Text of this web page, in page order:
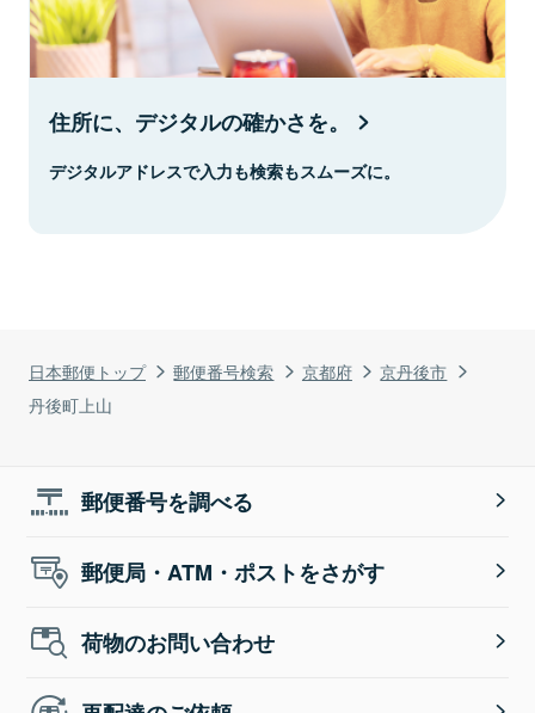
日本郵便トップ 郵便番号検索 京都府
京丹後市
丹後町上山
住所に、デジタルの確かさを。
デジタルアドレスで入力も検索もスムーズに。
郵便番号を調べる
郵便局・ATM・ポストをさがす
荷物のお問い合わせ